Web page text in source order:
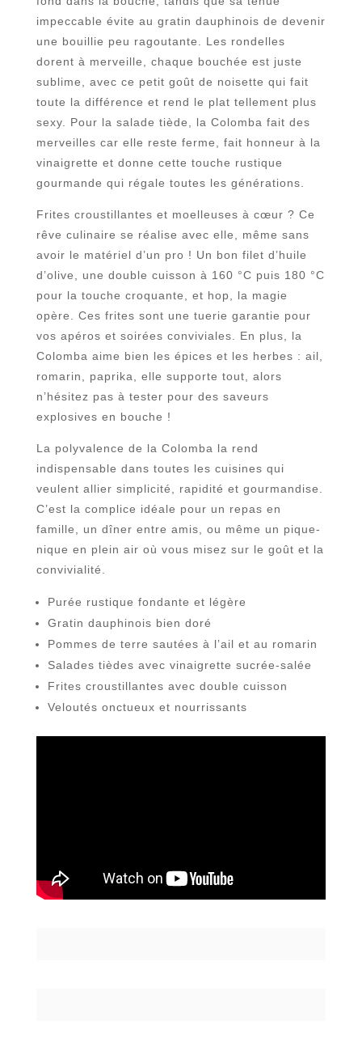
impeccable évite au gratin dauphinois de devenir
une bouillie peu ragoutante. Les rondelles
dorent à merveille, chaque bouchée est juste
sublime, avec ce petit goût de noisette qui fait
toute la différence et rend le plat tellement plus
sexy. Pour la salade tiède, la Colomba fait des
merveilles car elle reste ferme, fait honneur à la
vinaigrette et donne cette touche rustique
gourmande qui régale toutes les générations.
Frites croustillantes et moelleuses à cœur ? Ce
rêve culinaire se réalise avec elle, même sans
avoir le matériel d’un pro ! Un bon filet d’huile
d’olive, une double cuisson à 160 °C puis 180 °C
pour la touche croquante, et hop, la magie
opère. Ces frites sont une tuerie garantie pour
vos apéros et soirées conviviales. En plus, la
Colomba aime bien les épices et les herbes : ail,
romarin, paprika, elle supporte tout, alors
n’hésitez pas à tester pour des saveurs
explosives en bouche !
La polyvalence de la Colomba la rend
indispensable dans toutes les cuisines qui
veulent allier simplicité, rapidité et gourmandise.
C’est la complice idéale pour un repas en
famille, un dîner entre amis, ou même un pique-
nique en plein air où vous misez sur le goût et la
convivialité.
Purée rustique fondante et légère
Gratin dauphinois bien doré
Pommes de terre sautées à l’ail et au romarin
Salades tièdes avec vinaigrette sucrée-salée
Frites croustillantes avec double cuisson
Veloutés onctueux et nourrissants